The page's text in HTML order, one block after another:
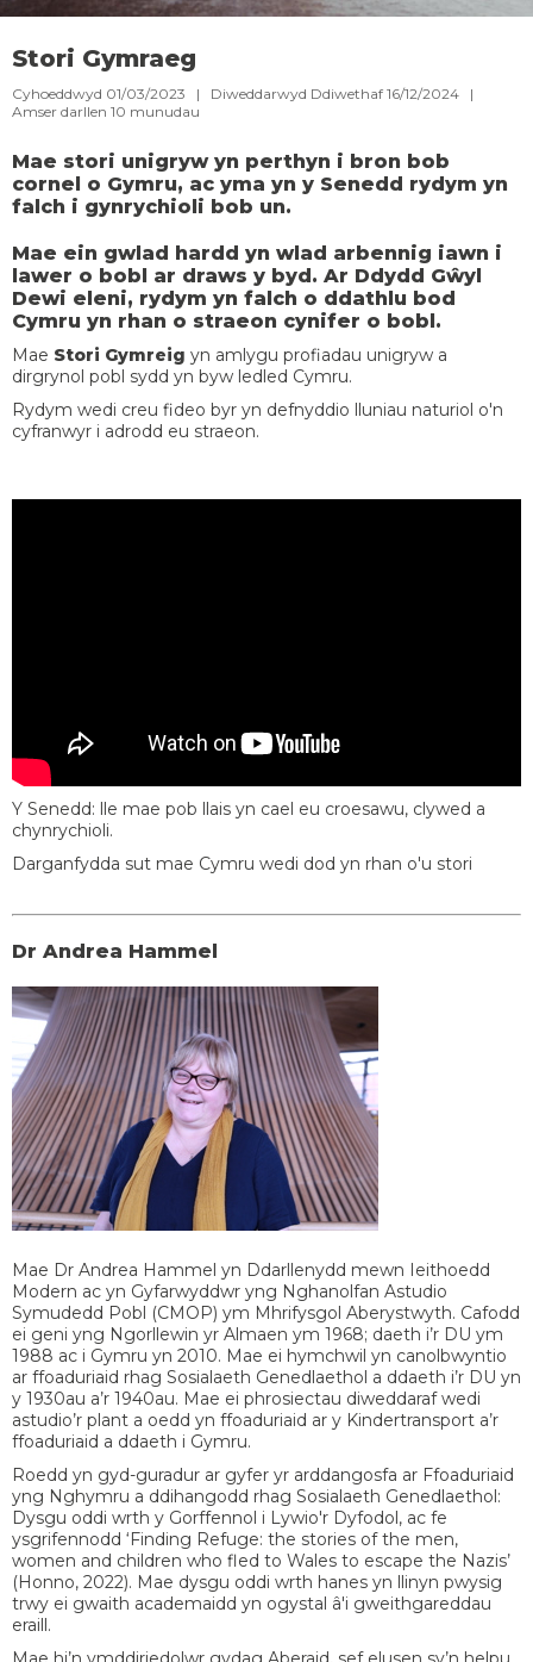
Stori Gymraeg
Cyhoeddwyd 01/03/2023 | Diweddarwyd Ddiwethaf 16/12/2024 |
Amser darllen 10 munudau
Mae stori unigryw yn perthyn i bron bob
cornel o Gymru, ac yma yn y Senedd rydym yn
falch i gynrychioli bob un.
Mae ein gwlad hardd yn wlad arbennig iawn i
lawer o bobl ar draws y byd. Ar Ddydd Gŵyl
Dewi eleni, rydym yn falch o ddathlu bod
Cymru yn rhan o straeon cynifer o bobl.
Mae Stori Gymreig yn amlygu profiadau unigryw a
dirgrynol pobl sydd yn byw ledled Cymru.
Rydym wedi creu fideo byr yn defnyddio lluniau naturiol o'n
cyfranwyr i adrodd eu straeon.
Y Senedd: lle mae pob llais yn cael eu croesawu, clywed a
chynrychioli.
Darganfydda sut mae Cymru wedi dod yn rhan o'u stori
Dr Andrea Hammel
Mae Dr Andrea Hammel yn Ddarllenydd mewn Ieithoedd
Modern ac yn Gyfarwyddwr yng Nghanolfan Astudio
Symudedd Pobl (CMOP) ym Mhrifysgol Aberystwyth. Cafodd
ei geni yng Ngorllewin yr Almaen ym 1968; daeth i’r DU ym
1988 ac i Gymru yn 2010. Mae ei hymchwil yn canolbwyntio
ar ffoaduriaid rhag Sosialaeth Genedlaethol a ddaeth i’r DU yn
y 1930au a’r 1940au. Mae ei phrosiectau diweddaraf wedi
astudio’r plant a oedd yn ffoaduriaid ar y Kindertransport a’r
ffoaduriaid a ddaeth i Gymru.
Roedd yn gyd-guradur ar gyfer yr arddangosfa ar Ffoaduriaid
yng Nghymru a ddihangodd rhag Sosialaeth Genedlaethol:
Dysgu oddi wrth y Gorffennol i Lywio'r Dyfodol, ac fe
ysgrifennodd ‘Finding Refuge: the stories of the men,
women and children who fled to Wales to escape the Nazis’
(Honno, 2022). Mae dysgu oddi wrth hanes yn llinyn pwysig
trwy ei gwaith academaidd yn ogystal â'i gweithgareddau
eraill.